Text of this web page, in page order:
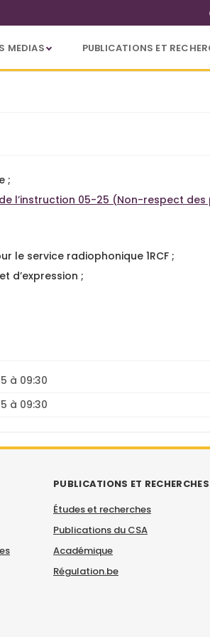
MEDIAS PUBLICATIONS ET
2025
;
l’instruction 05-25 (Non-respect
le service radiophonique 1RCF ;
d’expression ;
à 09:30
à 09:30
PUBLICATIONS ET RECHERCHES
Études et recherches
Publications du CSA
Académique
Régulation.be